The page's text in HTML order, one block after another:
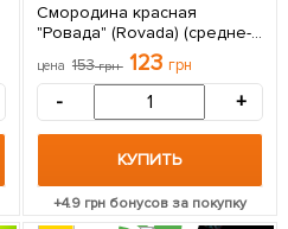
Смородина красная
"Ровада" (Rovada) (средне-
поздний срок созревания,
имеет крупные, твердые и
блестящие ягоды) 1
саженец в упаковке
цена 153грн 123 грн
- +
КУПИТЬ
+4.9 грн бонусов за покупку